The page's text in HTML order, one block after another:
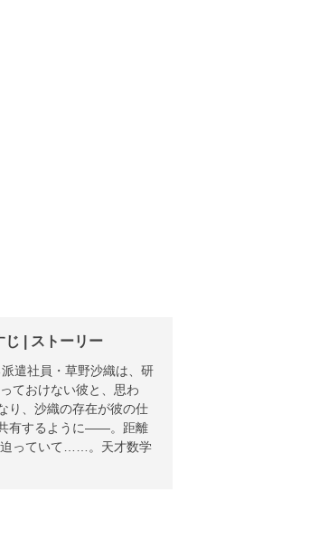
じ | ストーリー
遣社員・草野沙織は、研
ておけない彼と、思わ
り、沙織の存在が彼の仕
共有するように――。距離
迫っていて……。天才数学